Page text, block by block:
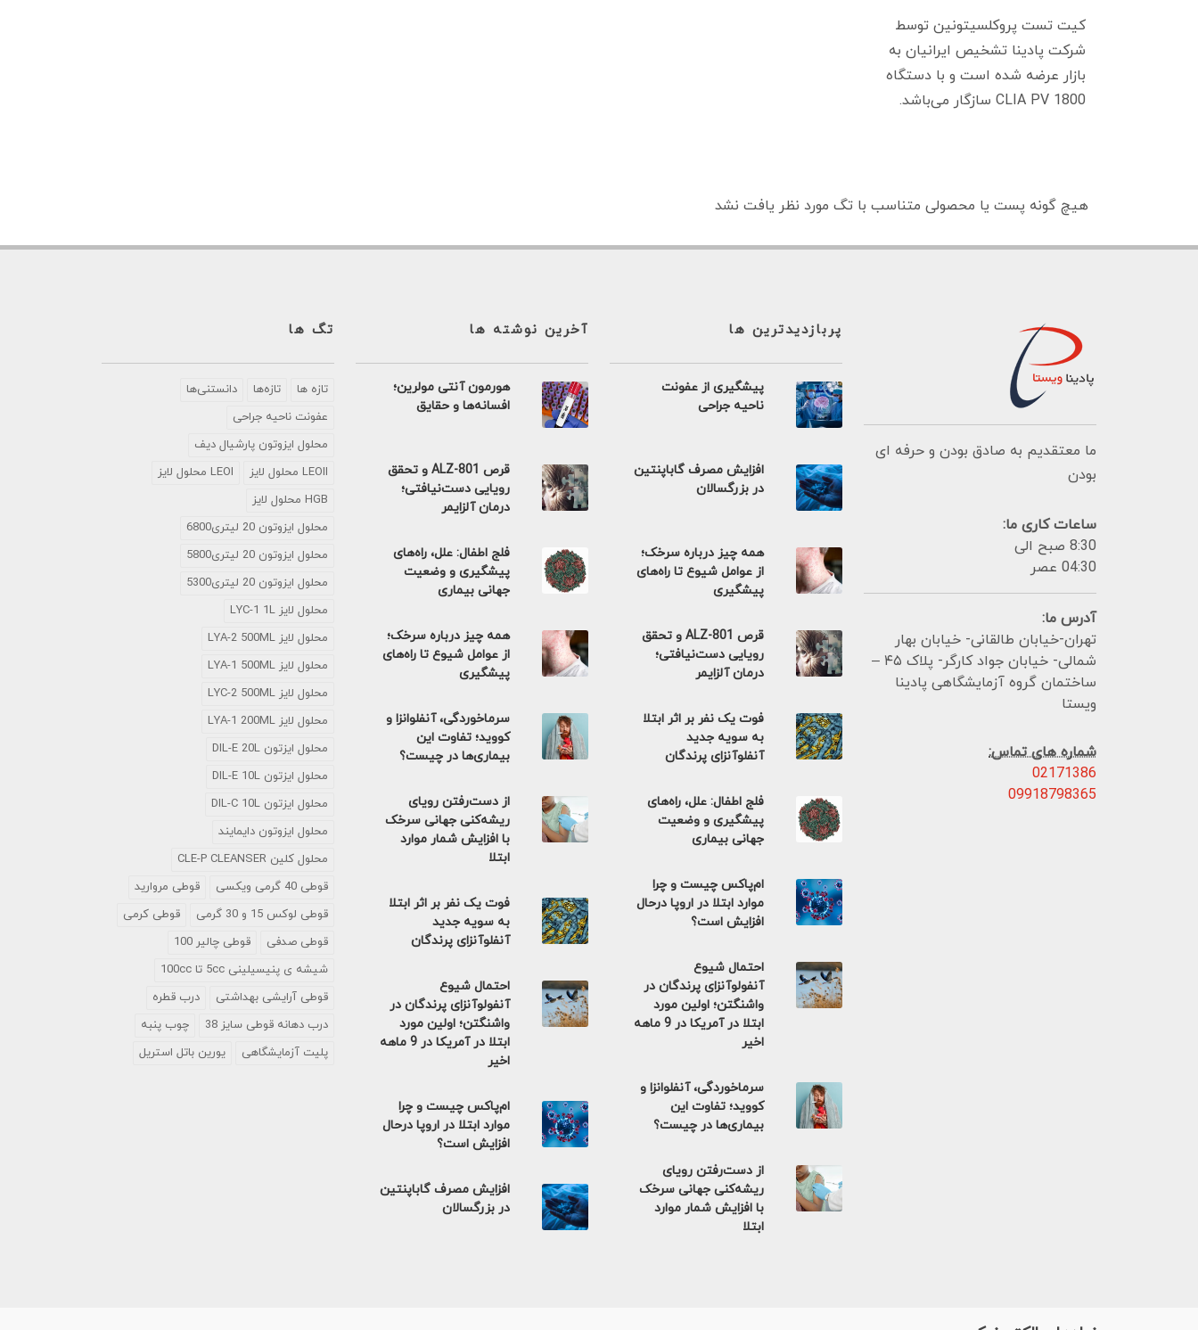
کیت تست پروکلسیتونین توسط
شرکت پادینا تشخیص ایرانیان به
بازار عرضه شده است و با دستگاه
CLIA PV 1800 سازگار می‌باشد.
هیچ گونه پست یا محصولی متناسب با تگ مورد نظر یافت نشد
ما معتقدیم به صادق بودن و حرفه ای
بودن
ساعات کاری ما:
8:30 صبح الی
04:30 عصر
آدرس ما:
تهران-خیابان طالقانی- خیابان بهار
شمالی- خیابان جواد کارگر- پلاک ۴۵ –
ساختمان گروه آزمایشگاهی پادینا
ویستا
شماره های تماس:
02171386
09918798365
پربازدیدترین ها
پیشگیری از عفونت
ناحیه جراحی
افزایش مصرف گاباپنتین
در بزرگسالان
همه چیز درباره سرخک؛
از عوامل شیوع تا راه‌های
پیشگیری
قرص ALZ-801 و تحقق
رویایی دست‌نیافتی؛
درمان آلزایمر
فوت یک نفر بر اثر ابتلا
به سویه جدید
آنفلوآنزای پرندگان
فلج اطفال: علل، راه‌های
پیشگیری و وضعیت
جهانی بیماری
ام‌پاکس چیست و چرا
موارد ابتلا در اروپا درحال
افزایش است؟
احتمال شیوع
آنفولوآنزای پرندگان در
واشنگتن؛ اولین مورد
ابتلا در آمریکا در 9 ماهه
اخیر
سرماخوردگی، آنفلوانزا و
کووید؛ تفاوت این
بیماری‌ها در چیست؟
از دست‌رفتن رویای
ریشه‌کنی جهانی سرخک
با افزایش شمار موارد
ابتلا
آخرین نوشته ها
هورمون آنتی مولرین؛
افسانه‌ها و حقایق
قرص ALZ-801 و تحقق
رویایی دست‌نیافتی؛
درمان آلزایمر
فلج اطفال: علل، راه‌های
پیشگیری و وضعیت
جهانی بیماری
همه چیز درباره سرخک؛
از عوامل شیوع تا راه‌های
پیشگیری
سرماخوردگی، آنفلوانزا و
کووید؛ تفاوت این
بیماری‌ها در چیست؟
از دست‌رفتن رویای
ریشه‌کنی جهانی سرخک
با افزایش شمار موارد
ابتلا
فوت یک نفر بر اثر ابتلا
به سویه جدید
آنفلوآنزای پرندگان
احتمال شیوع
آنفولوآنزای پرندگان در
واشنگتن؛ اولین مورد
ابتلا در آمریکا در 9 ماهه
اخیر
ام‌پاکس چیست و چرا
موارد ابتلا در اروپا درحال
افزایش است؟
افزایش مصرف گاباپنتین
در بزرگسالان
تگ ها
تازه ها تازه‌ها
دانستنی‌ها
عفونت ناحیه جراحی
محلول ايزوتون پارشيال ديف
LEOII محلول لایز
LEOI محلول لایز
HGB محلول لایز
محلول ایزوتون 20 لیتری6800
محلول ایزوتون 20 لیتری5800
محلول ایزوتون 20 لیتری5300
محلول لایز LYC-1 1L
محلول لایز LYA-2 500ML
محلول لایز LYA-1 500ML
محلول لایز LYC-2 500ML
محلول لایز LYA-1 200ML
محلول ایزتون DIL-E 20L
محلول ایزتون DIL-E 10L
محلول ایزتون DIL-C 10L
محلول ایزوتون دایمایند
محلول کلین CLE-P CLEANSER
قوطی 40 گرمی ویکسی
قوطی مروارید
قوطی لوکس 15 و 30 گرمی
قوطی کرمی
قوطی صدفی
قوطی چالیر 100
شیشه ی پنیسیلینی 5cc تا 100cc
قوطی آرایشی بهداشتی
درب قطره
درب دهانه قوطی سایز 38
چوب پنبه
پلیت آزمایشگاهی
یورین باتل استریل